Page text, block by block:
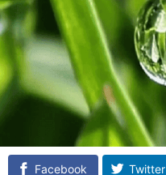
Facebook Twitter